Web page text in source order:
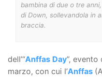
bambina di due o tre
di Down, sollevandola in
braccia.
dell’“Anffas Day”,
marzo, con cui l’Anffas